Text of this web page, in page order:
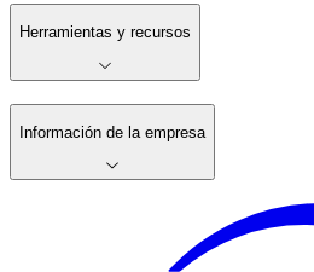
Herramientas y recursos
Información de la empresa